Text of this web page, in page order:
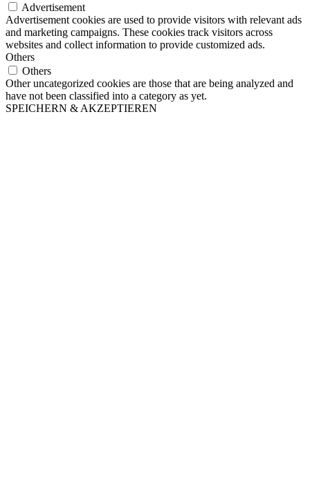
Advertisement
Advertisement cookies are used to provide visitors with relevant ads
and marketing campaigns. These cookies track visitors across
websites and collect information to provide customized ads.
Others
Others
Other uncategorized cookies are those that are being analyzed and
have not been classified into a category as yet.
SPEICHERN & AKZEPTIEREN